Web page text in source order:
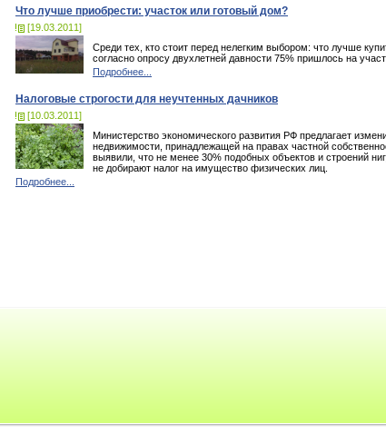
Что лучше приобрести: участок или готовый дом?
[19.03.2011]
Среди тех, кто стоит перед нелегким выбором: что лучше
согласно опросу двухлетней давности 75% пришлось на
Подробнее...
Налоговые строгости для неучтенных дачников
[10.03.2011]
Министерство экономического развития РФ предлагает
недвижимости, принадлежащей на правах частной
выявили, что не менее 30% подобных объектов и строений
не добирают налог на имущество физических лиц.
Подробнее...